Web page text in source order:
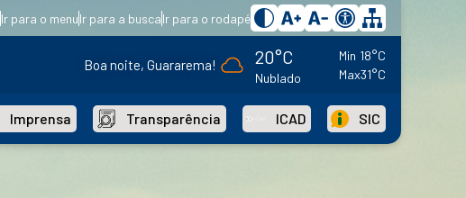
Ir para o menuIr para a buscaIr para o rodapé
Boa noite, Guararema! 20°C
Nublado
Min 18°C
Max31°C
Imprensa Transparência ICAD SIC